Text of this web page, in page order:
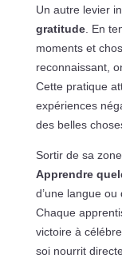
Un autre levier
gratitude. En
moments et
reconnaissant,
Cette pratique
expériences
des belles
Sortir de sa
Apprendre
d’une langue ou
Chaque
victoire à
soi nourrit